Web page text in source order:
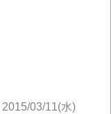
2015/03/11(水)